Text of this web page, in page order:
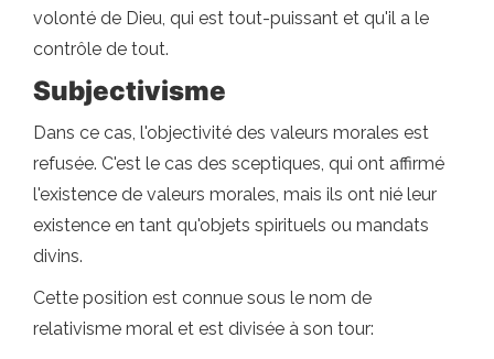
volonté de Dieu, qui est tout-puissant et qu'il a le
contrôle de tout.
Subjectivisme
Dans ce cas, l'objectivité des valeurs morales est
refusée. C'est le cas des sceptiques, qui ont affirmé
l'existence de valeurs morales, mais ils ont nié leur
existence en tant qu'objets spirituels ou mandats
divins.
Cette position est connue sous le nom de
relativisme moral et est divisée à son tour: